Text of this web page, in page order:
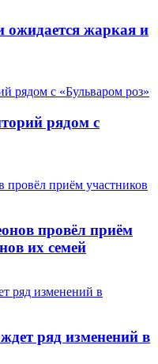
ожидается жаркая и
рядом с
провёл приём
их семей
ряд изменений в